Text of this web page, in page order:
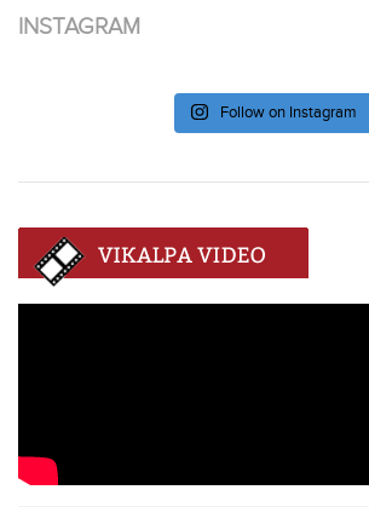
INSTAGRAM
Follow on Instagram